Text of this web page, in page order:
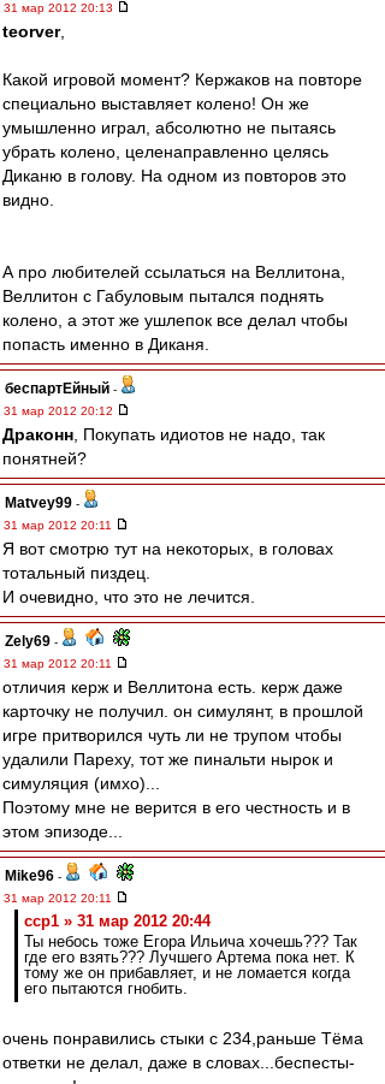
31 мар 2012 20:13
teorver,
Какой игровой момент? Кержаков на повторе
специально выставляет колено! Он же
умышленно играл, абсолютно не пытаясь
убрать колено, целенаправленно целясь
Диканю в голову. На одном из повторов это
видно.
А про любителей ссылаться на Веллитона,
Веллитон с Габуловым пытался поднять
колено, а этот же ушлепок все делал чтобы
попасть именно в Диканя.
беспартЕйный -
31 мар 2012 20:12
Драконн , Покупать идиотов не надо, так
понятней?
Matvey99 -
31 мар 2012 20:11
Я вот смотрю тут на некоторых, в головах
тотальный пиздец.
И очевидно, что это не лечится.
Zely69 -
31 мар 2012 20:11
отличия керж и Веллитона есть. керж даже
карточку не получил. он симулянт, в прошлой
игре притворился чуть ли не трупом чтобы
удалили Пареху, тот же пинальти нырок и
симуляция (имхо)...
Поэтому мне не верится в его честность и в
этом эпизоде...
Mike96 -
31 мар 2012 20:11
ccp1 » 31 мар 2012 20:44
Ты небось тоже Егора Ильича хочешь??? Так
где его взять??? Лучшего Артема пока нет. К
тому же он прибавляет, и не ломается когда
его пытаются гнобить.
очень понравились стыки с 234,раньше Тёма
ответки не делал, даже в словах...беспесты-